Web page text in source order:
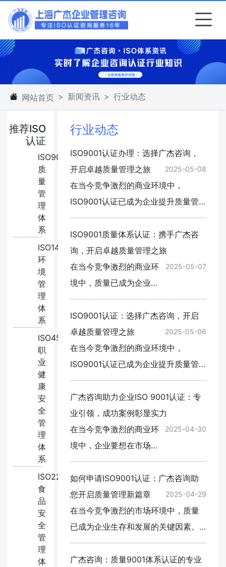
网站首页 新闻资讯 行业动态
推荐ISO
认证
ISO9001:2015
质
量
管
理
体
系
ISO14001:2015
环
境
管
理
体
系
ISO45001:2018
职
业
健
康
安
全
管
理
体
系
ISO22000:2018
食
品
安
全
管
理
体
行业动态
ISO9001认证办理：选择广杰咨询，
开启卓越质量管理之旅
2025-05-08
在当今竞争激烈的商业环境中，
ISO9001认证已成为企业提升质量管
理水平、增强市场竞争力的关键要
素。然而，办理ISO9001认证并非易
事，需要专业的指导和丰富的经验。
广杰咨…
ISO9001质量体系认证：携手广杰咨
询，开启卓越质量管理之旅
2025-05-07
在当今竞争激烈的商业环
境中，质量已成为企业生
存和发展的基石。
ISO9001质量体系认证作
为全球公认的质量管理体
系标准，为企业提供了系
统化、规范化的质量管理
框架，有助…
ISO9001认证：选择广杰咨询，开启
卓越质量管理之旅
2025-05-06
在当今竞争激烈的商业环境中，
ISO9001认证已成为企业提升质量管
理水平、增强市场竞争力的关键途
径。然而，面对众多的认证机构和咨
询服务提供商，企业如何选择一家既
专业…
广杰咨询助力企业ISO 9001认证：专
业引领，成功案例彰显实力
2025-04-30
在当今竞争激烈的商业环
境中，企业要想在市场中
脱颖而出，不仅需要提供
优质的产品和服务，还需
要建立完善的质量管理体
系。ISO 9001认证作为全
球公认的质量管理体系标
准，…
如何申请ISO9001认证：广杰咨询助
您开启质量管理新篇章
2025-04-29
在当今竞争激烈的市场环境中，质量
已成为企业生存和发展的关键因素。
ISO9001认证作为国际公认的质量管
理体系标准，不仅能够帮助企业提升
广杰咨询：质量9001体系认证的专业